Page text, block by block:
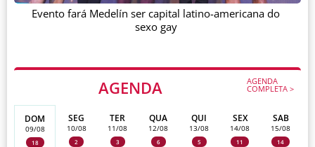
AGENDA AGENDA
COMPLETA >
DOM
09/08
18
SEG
10/08
2
TER
11/08
3
QUA
12/08
6
QUI
13/08
5
SEX
14/08
11
SAB
15/08
14
Evento fará Medelín ser capital latino-americana do
sexo gay